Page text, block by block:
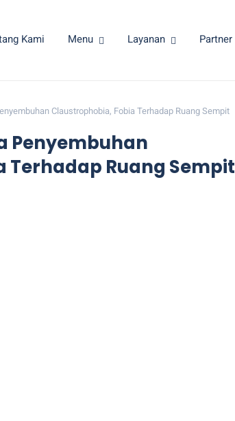
Kami Menu Layanan Partner
Claustrophobia, Fobia Terhadap Ruang Sempit
Penyembuhan
Terhadap Ruang Sempit